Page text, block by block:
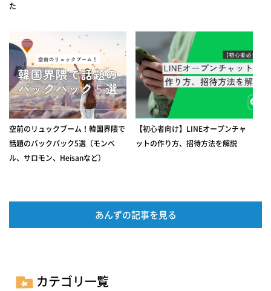
た
空前のリュックブーム！韓国界隈で
話題のバックパック5選（モンベ
ル、サロモン、Heisanなど）
【初心者向け】LINEオープンチャ
ットの作り方、招待方法を解説
あんずの記事を見る
カテゴリ一覧